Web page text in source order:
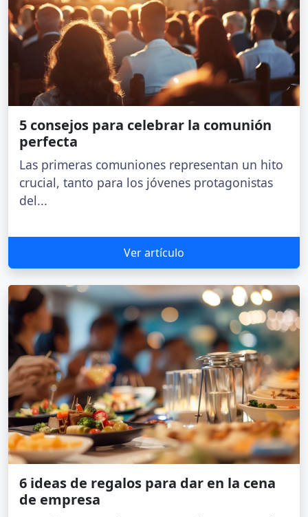
5 consejos para celebrar la comunión
perfecta
Las primeras comuniones representan un hito
crucial, tanto para los jóvenes protagonistas
del...
Ver artículo
6 ideas de regalos para dar en la cena
de empresa